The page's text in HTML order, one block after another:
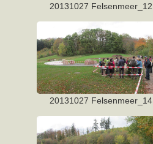
20131027 Felsenmeer_12
20131027 Felsenmeer_14